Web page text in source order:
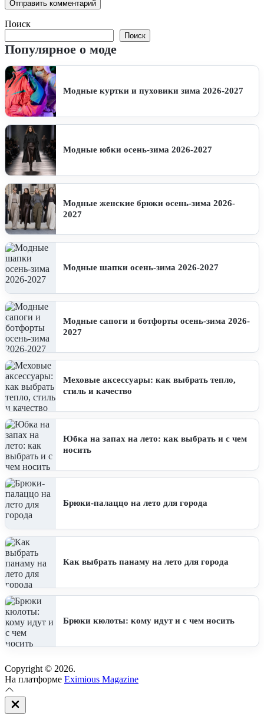
Поиск
Поиск
Популярное о моде
Модные куртки и пуховики зима 2026-2027
Модные юбки осень-зима 2026-2027
Модные женские брюки осень-зима 2026-
2027
Модные шапки осень-зима 2026-2027
Модные сапоги и ботфорты осень-зима 2026-
2027
Меховые аксессуары: как выбрать тепло,
стиль и качество
Юбка на запах на лето: как выбрать и с чем
носить
Брюки-палаццо на лето для города
Как выбрать панаму на лето для города
Брюки кюлоты: кому идут и с чем носить
Copyright © 2026.
На платформе Eximious Magazine
Закрыть
вне